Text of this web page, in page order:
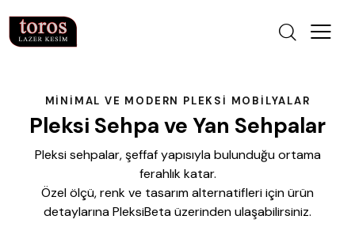
MINIMAL VE MODERN PLEKSI MOBILYALAR
Pleksi Sehpa ve Yan Sehpalar
Pleksi sehpalar, şeffaf yapısıyla bulunduğu ortama
ferahlık katar.
Özel ölçü, renk ve tasarım alternatifleri için ürün
detaylarına PleksiBeta üzerinden ulaşabilirsiniz.